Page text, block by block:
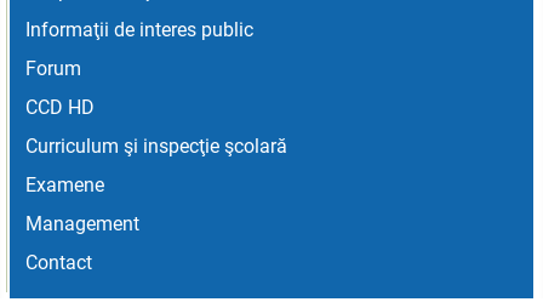
Informaţii de interes public
Forum
CCD HD
Curriculum şi inspecţie şcolară
Examene
Management
Contact